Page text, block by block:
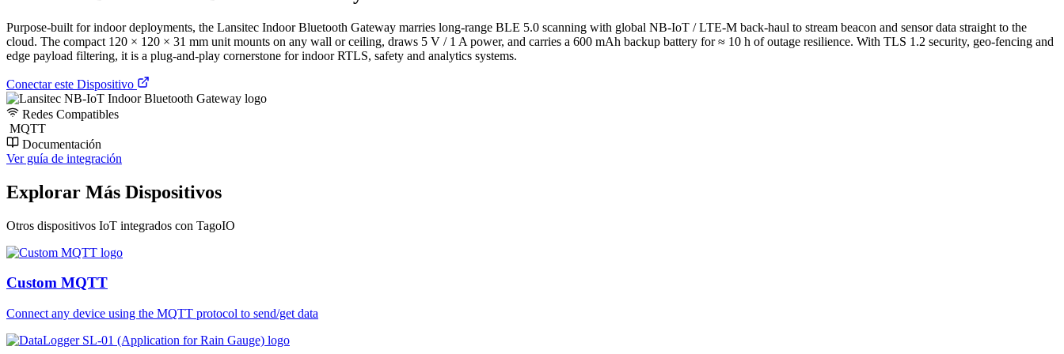
Purpose-built for indoor deployments, the Lansitec Indoor Bluetooth Gateway marries long-range BLE 5.0 scanning with global NB-IoT / LTE-M back-haul to stream beacon and sensor data straight to the
cloud. The compact 120 × 120 × 31 mm unit mounts on any wall or ceiling, draws 5 V / 1 A power, and carries a 600 mAh backup battery for ≈ 10 h of outage resilience. With TLS 1.2 security, geo-fencing and
edge payload filtering, it is a plug-and-play cornerstone for indoor RTLS, safety and analytics systems.
Conectar este Dispositivo
Redes Compatibles
MQTT
Documentación
Ver guía de integración
Explorar Más Dispositivos
Otros dispositivos IoT integrados con TagoIO
Custom MQTT
Connect any device using the MQTT protocol to send/get data